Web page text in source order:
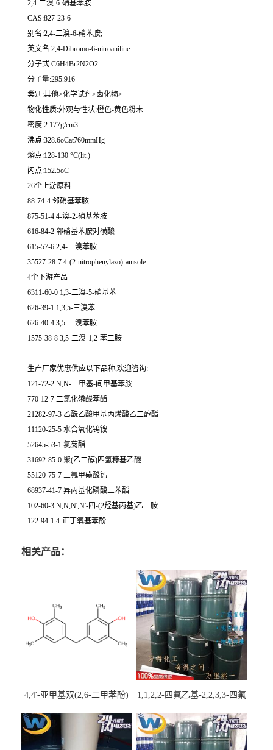
2,4-二溴-6-硝基苯胺
CAS:827-23-6
别名:2,4-二溴-6-硝苯胺;
英文名:2,4-Dibromo-6-nitroaniline
分子式:C6H4Br2N2O2
分子量:295.916
类别:其他>化学试剂>卤化物>
物化性质:外观与性状:橙色-黄色粉末
密度:2.177g/cm3
沸点:328.6oCat760mmHg
熔点:128-130 °C(lit.)
闪点:152.5oC
26个上游原料
88-74-4 邻硝基苯胺
875-51-4 4-溴-2-硝基苯胺
616-84-2 邻硝基苯胺对磺酸
615-57-6 2,4-二溴苯胺
35527-28-7 4-(2-nitrophenylazo)-anisole
4个下游产品
6311-60-0 1,3-二溴-5-硝基苯
626-39-1 1,3,5-三溴苯
626-40-4 3,5-二溴苯胺
1575-38-8 3,5-二溴-1,2-苯二胺
生产厂家优惠供应以下品种,欢迎咨询:
121-72-2 N,N-二甲基-间甲基苯胺
770-12-7 二氯化磷酸苯酯
21282-97-3 乙酰乙酸甲基丙烯酸乙二醇酯
11120-25-5 水合氧化钨铵
52645-53-1 氯菊酯
31692-85-0 聚(乙二醇)四氢糠基乙醚
55120-75-7 三氟甲磺酸钙
68937-41-7 异丙基化磷酸三苯酯
102-60-3 N,N,N',N'-四-(2羟基丙基)乙二胺
122-94-1 4-正丁氧基苯酚
相关产品：
4,4'-亚甲基双(2,6-二甲苯酚)
1,1,2,2-四氟乙基-2,2,3,3-四氟